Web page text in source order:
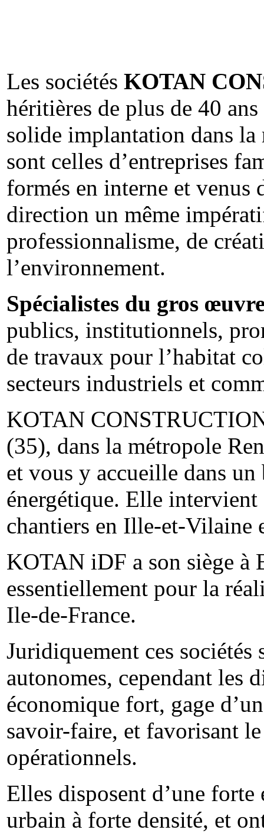
Les sociétés KOTAN
héritières de plus de 40
solide implantation dans la
sont celles d’entreprises
formés en interne et venus
direction un même
professionnalisme, de
l’environnement.
Spécialistes du gros
publics, institutionnels,
de travaux pour l’habitat
secteurs industriels et
KOTAN
(35), dans la métropole
et vous y accueille dans
énergétique. Elle
chantiers en Ille-et-Vilaine
KOTAN iDF a son siège
essentiellement pour la
Ile-de-France.
Juridiquement ces sociétés
autonomes, cependant les
économique fort, gage
savoir-faire, et favorisant
opérationnels.
Elles disposent d’une
urbain à forte densité, et